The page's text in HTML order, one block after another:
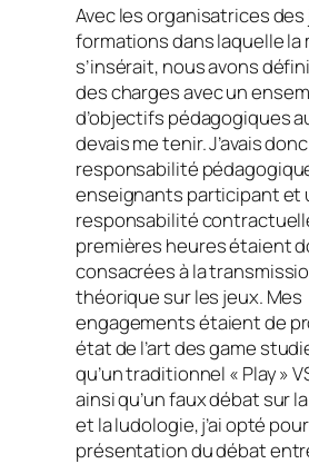
Avec les organisatrices
formations dans laquelle la
s’insérait, nous avons
des charges avec un
d’objectifs pédagogiques
devais me tenir. J’avais
responsabilité
enseignants participant et
responsabilité
premières heures étaient
consacrées à la
théorique sur les jeux. Mes
engagements étaient de
état de l’art desgame
qu’un traditionnel « Play »
ainsi qu’un faux débat sur
et la ludologie, j’ai opté
présentation du débat